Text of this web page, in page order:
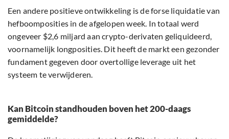
Een andere positieve ontwikkeling is de forse liquidatie van
hefboomposities in de afgelopen week. In totaal werd
ongeveer $2,6 miljard aan crypto-derivaten geliquideerd,
voornamelijk longposities. Dit heeft de markt een gezonder
fundament gegeven door overtollige leverage uit het
systeem te verwijderen.
Kan Bitcoin standhouden boven het 200-daags
gemiddelde?